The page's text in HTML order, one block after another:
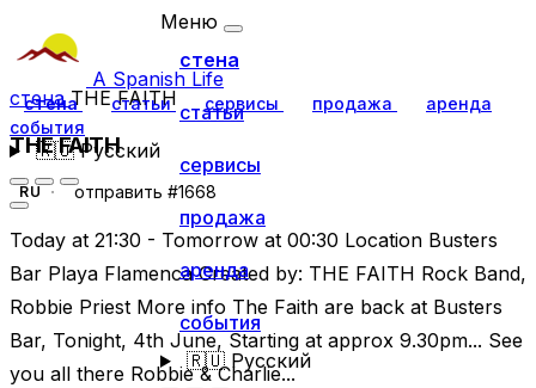
A Spanish Life
стена статьи сервисы продажа
аренда
события
🇷🇺Русский
Меню
стена
статьи
сервисы
продажа
аренда
события
🇷🇺Русский
стенаTHE FAITH
THE FAITH
RU отправить #1668
Today at 21:30 - Tomorrow at 00:30 Location Busters
Bar Playa Flamenca Created by: THE FAITH Rock Band,
Robbie Priest More info The Faith are back at Busters
Bar, Tonight, 4th June, Starting at approx 9.30pm... See
you all there Robbie & Charlie...